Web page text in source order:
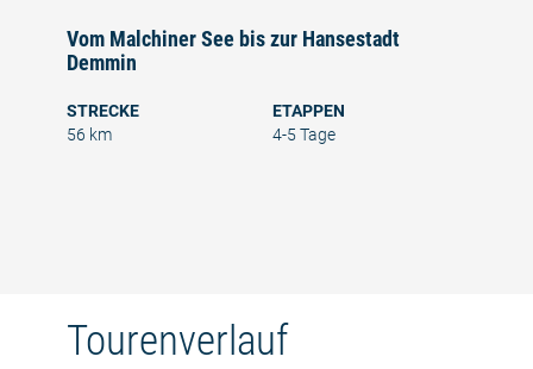
Vom Malchiner See bis zur Hansestadt
Demmin
STRECKE
56 km
ETAPPEN
4-5 Tage
Tourenverlauf